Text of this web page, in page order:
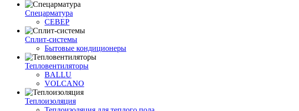
Спецарматура
СЕВЕР
Сплит-системы
Бытовые кондиционеры
Тепловентиляторы
BALLU
VOLCANO
Теплоизоляция